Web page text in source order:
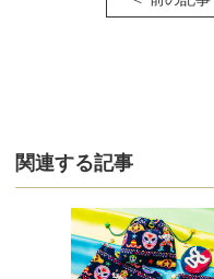
関連する記事